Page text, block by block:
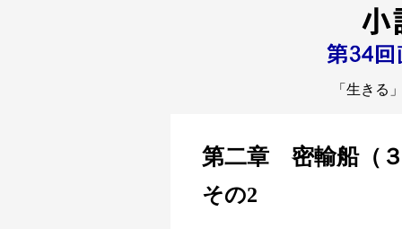
「生きる
第二章 密輸船（
その2